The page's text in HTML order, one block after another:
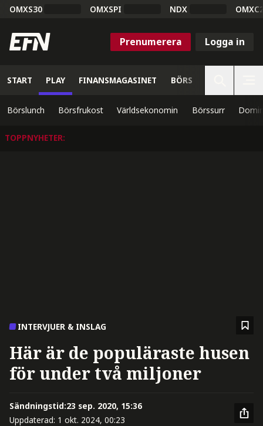
OMXS30 OMXSPI NDX
Prenumerera Logga in
START PLAY FINANSMAGASINET BÖRS
Börslunch Börsfrukost Världsekonomin Börssurr
TOPPNYHETER:
INTERVJUER & INSLAG
Här är de populäraste husen
för under två miljoner
Sändningstid:23 sep. 2020, 15:36
Uppdaterad: 1 okt. 2024, 00:23